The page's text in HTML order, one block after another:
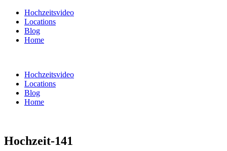
Hochzeitsvideo
Locations
Blog
Home
Hochzeitsvideo
Locations
Blog
Home
Hochzeit-141